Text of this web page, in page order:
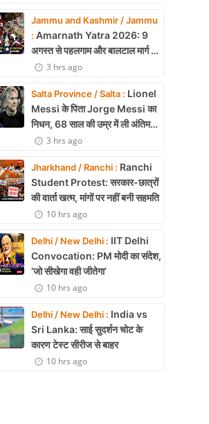
Jammu and Kashmir / Jammu
: Amarnath Yatra 2026: 9
अगस्त से पहलगाम और बालटाल मार्ग पर
यात्रा स्थगित
3 hrs ago
Salta Province / Salta : Lionel
Messi के पिता Jorge Messi का
निधन, 68 साल की उम्र में ली अंतिम
सांस 3 hrs ago
Jharkhand / Ranchi : Ranchi
Student Protest: सरकार-छात्रों
की वार्ता खत्म, मांगों पर नहीं बनी सहमति
10 hrs ago
Delhi / New Delhi : IIT Delhi
Convocation: PM मोदी का संदेश,
‘जो सीखेगा वही जीतेगा’
10 hrs ago
Delhi / New Delhi : India vs
Sri Lanka: साई सुदर्शन चोट के
कारण टेस्ट सीरीज से बाहर
10 hrs ago